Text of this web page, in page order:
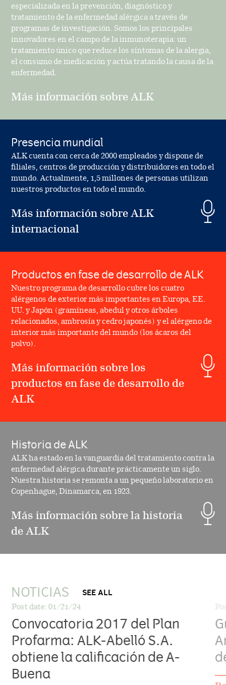
especializada en la prevención, diagnóstico y
tratamiento de la enfermedad alérgica a través de
programas de investigación. Somos los principales
innovadores en el campo de la inmunoterapia: un
tratamiento único que reduce los síntomas de la alergia,
el consumo de medicación y actúa tratando la causa de la
enfermedad.
Más información sobre ALK
Presencia mundial
ALK cuenta con cerca de 2000 empleados y dispone de
filiales, centros de producción y distribuidores en todo el
mundo. Actualmente, 1,5 millones de personas utilizan
nuestros productos en todo el mundo.
Más información sobre ALK
internacional
Productos en fase de desarrollo de ALK
Nuestro programa de desarrollo cubre los cuatro
alérgenos de exterior más importantes en Europa, EE.
UU. y Japón (gramíneas, abedul y otros árboles
relacionados, ambrosía y cedro japonés) y el alérgeno de
interior más importante del mundo (los ácaros del
polvo).
Más información sobre los
productos en fase de desarrollo de
ALK
Historia de ALK
ALK ha estado en la vanguardia del tratamiento contra la
enfermedad alérgica durante prácticamente un siglo.
Nuestra historia se remonta a un pequeño laboratorio en
Copenhague, Dinamarca, en 1923.
Más información sobre la historia
de ALK
NOTICIAS SEE ALL
Post date: 01/21/24
Convocatoria 2017 del Plan
Profarma: ALK-Abelló S.A.
obtiene la calificación de A-
Buena